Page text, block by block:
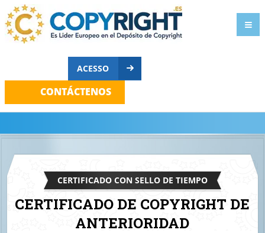
ACESSO
CONTÁCTENOS
CERTIFICADO CON SELLO DE TIEMPO
CERTIFICADO DE COPYRIGHT DE
ANTERIORIDAD